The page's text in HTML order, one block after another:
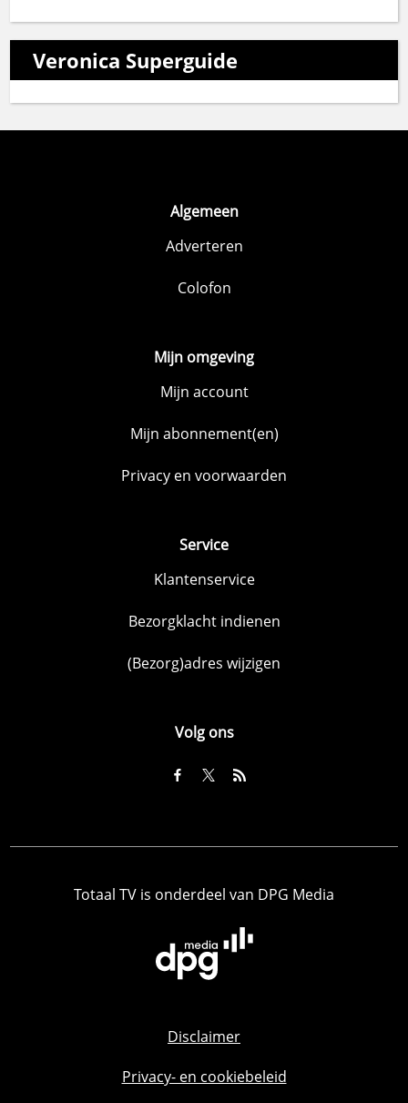
Veronica Superguide
Algemeen
Adverteren
Colofon
Mijn omgeving
Mijn account
Mijn abonnement(en)
Privacy en voorwaarden
Service
Klantenservice
Bezorgklacht indienen
(Bezorg)adres wijzigen
Volg ons
Totaal TV is onderdeel van DPG Media
Disclaimer
Privacy- en cookiebeleid